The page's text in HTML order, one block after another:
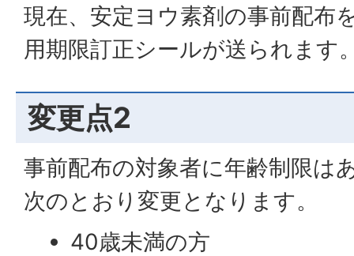
現在、安定ヨウ素剤の事前配布
用期限訂正シールが送られます
変更点2
事前配布の対象者に年齢制限は
次のとおり変更となります。
40歳未満の方